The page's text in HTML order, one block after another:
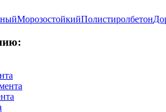
МорозостойкийПолистиролбетон